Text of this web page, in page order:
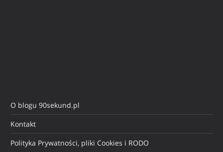
O blogu 90sekund.pl
Kontakt
Polityka Prywatności, pliki Cookies i RODO